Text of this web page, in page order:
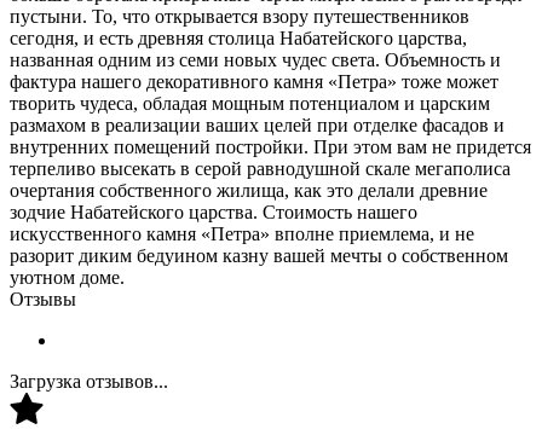
пустыни. То, что открывается взору путешественников
сегодня, и есть древняя столица Набатейского царства,
названная одним из семи новых чудес света. Объемность и
фактура нашего декоративного камня «Петра» тоже может
творить чудеса, обладая мощным потенциалом и царским
размахом в реализации ваших целей при отделке фасадов и
внутренних помещений постройки. При этом вам не придется
терпеливо высекать в серой равнодушной скале мегаполиса
очертания собственного жилища, как это делали древние
зодчие Набатейского царства. Стоимость нашего
искусственного камня «Петра» вполне приемлема, и не
разорит диким бедуином казну вашей мечты о собственном
уютном доме.
Отзывы
Загрузка отзывов...